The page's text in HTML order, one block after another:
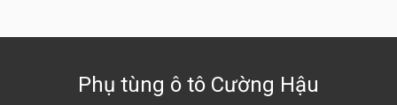
Phụ tùng ô tô Cường Hậu